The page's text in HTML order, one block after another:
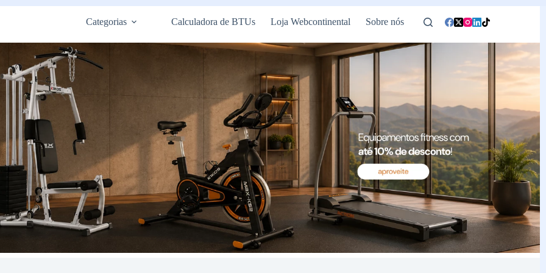
Categorias Calculadora de BTUs Loja Webcontinental Sobre nós